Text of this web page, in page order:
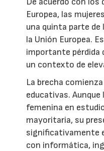
Europea, las
una quinta parte de
la Unión Europea.
importante pérdida
un contexto de
La brecha
educativas.
femenina en
mayoritaria, su
significativamente
con informática,